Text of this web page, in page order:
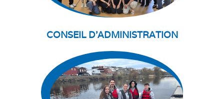
CONSEIL D'ADMINISTRATION